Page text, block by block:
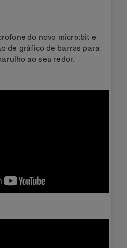
do novo micro:bit e
de gráfico de barras para
ao seu redor.